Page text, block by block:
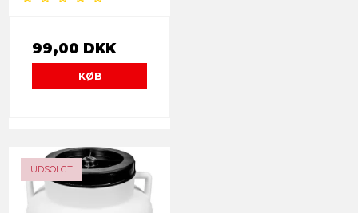
99,00 DKK
KØB
UDSOLGT